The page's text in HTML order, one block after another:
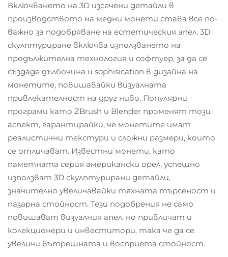
Включването на 3D изсечени детайли в
производството на медни монети става все по-
важно за подобряване на естетическия апел. 3D
скулптуриране включва използването на
продължителна технология и софтуер, за да се
създаде дълбочина и sophisication в дизайна на
монетите, повишавайки визуалната
привлекателност на друг ниво. Популярни
програми като ZBrush и Blender променят този
аспект, гарантирайки, че монетите имат
реалистични текстури и сложни размери, които
се отличават. Известни монети, като
паметната серия американски орел, успешно
използват 3D скулптурирани детайли,
значително увеличавайки тяхната търсеност и
пазарна стойност. Тези подобрения не само
повишават визуалния апел, но привличат и
колекционери и инвеститори, така че да се
увеличи вътрешната и восприета стойност.